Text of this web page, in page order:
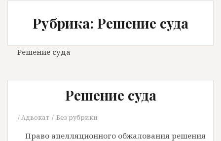
Рубрика: Решение суда
Решение суда
Решение суда
Адвокат Без рубрики
Право апелляционного обжалования решения